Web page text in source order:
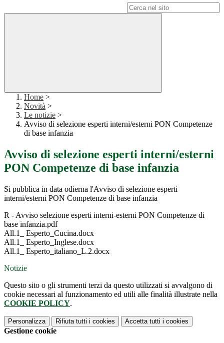
Home >
Novità >
Le notizie >
Avviso di selezione esperti interni/esterni PON Competenze
di base infanzia
Avviso di selezione esperti interni/esterni
PON Competenze di base infanzia
Si pubblica in data odierna l'Avviso di selezione esperti
interni/esterni PON Competenze di base infanzia
R - Avviso selezione esperti interni-esterni PON Competenze di
base infanzia.pdf
All.1_ Esperto_Cucina.docx
All.1_ Esperto_Inglese.docx
All.1_ Esperto_italiano_L.2.docx
Notizie
Questo sito o gli strumenti terzi da questo utilizzati si avvalgono di
cookie necessari al funzionamento ed utili alle finalità illustrate nella
COOKIE POLICY.
Personalizza Rifiuta tutti i cookies Accetta tutti i cookies
Gestione cookie